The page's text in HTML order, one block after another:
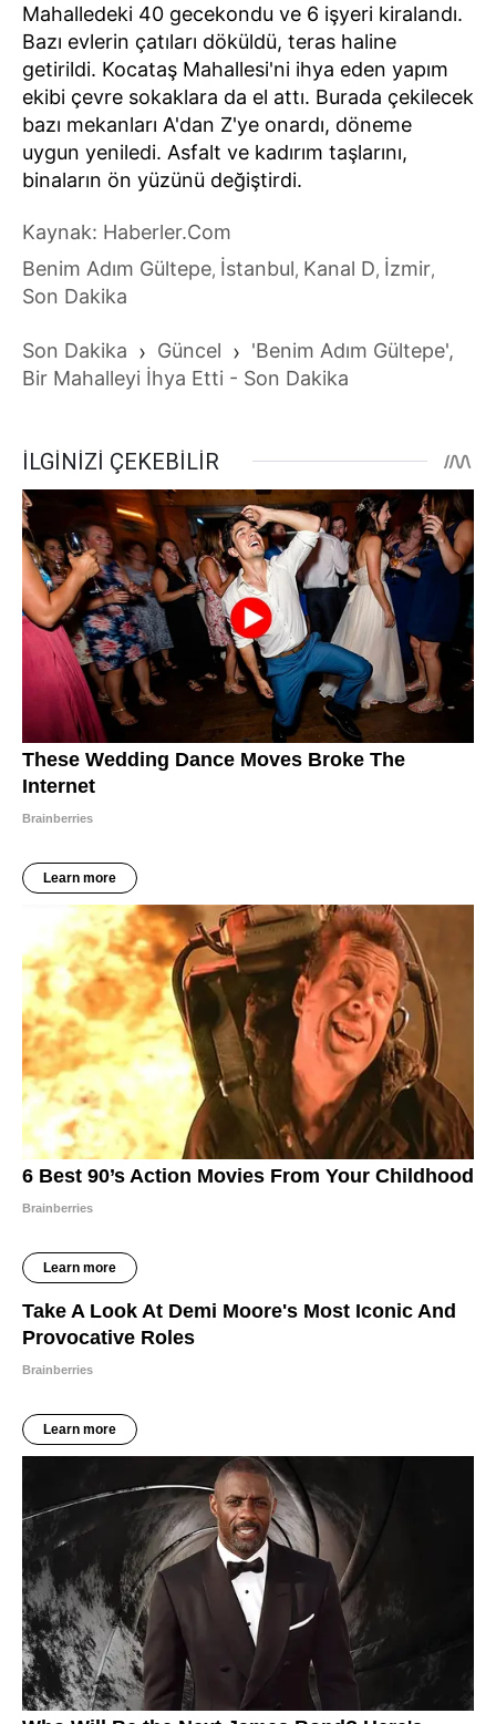
Mahalledeki 40 gecekondu ve 6 işyeri kiralandı.
Bazı evlerin çatıları döküldü, teras haline
getirildi. Kocataş Mahallesi'ni ihya eden yapım
ekibi çevre sokaklara da el attı. Burada çekilecek
bazı mekanları A'dan Z'ye onardı, döneme
uygun yeniledi. Asfalt ve kadırım taşlarını,
binaların ön yüzünü değiştirdi.
Kaynak: Haberler.Com
Benim Adım Gültepe, İstanbul, Kanal D, İzmir,
Son Dakika
Son Dakika › Güncel › 'Benim Adım Gültepe',
Bir Mahalleyi İhya Etti - Son Dakika